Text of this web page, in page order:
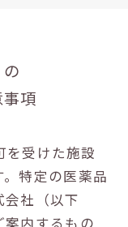
項
を受けた施設
特定の医薬品
社（以下
案内するもの